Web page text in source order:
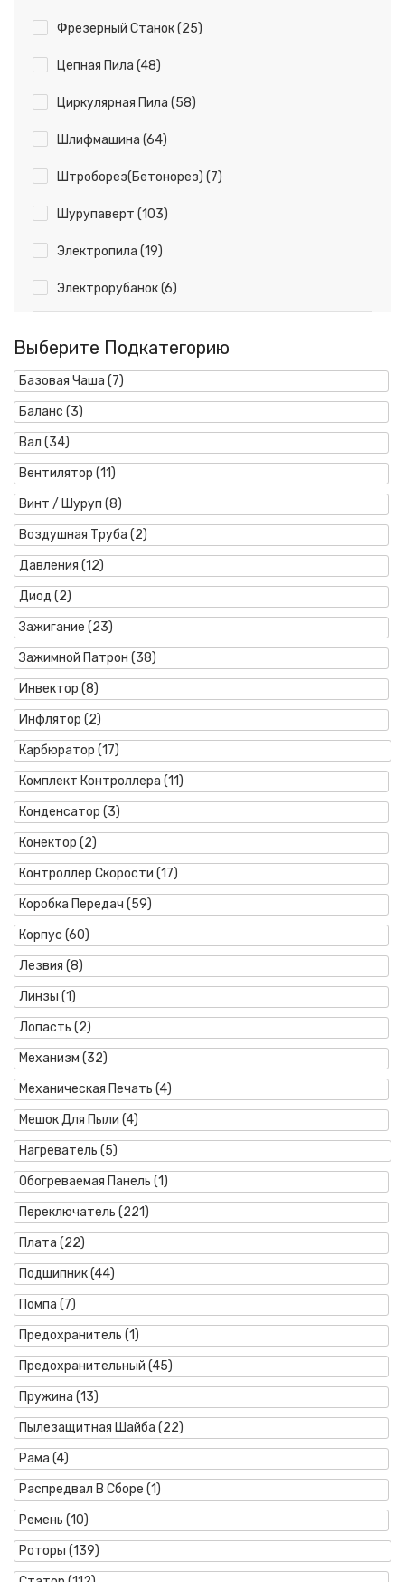
Фрезерный Станок (25)
Цепная Пила (48)
Циркулярная Пила (58)
Шлифмашина (64)
Штроборез(Бетонорез) (7)
Шурупаверт (103)
Электропила (19)
Электрорубанок (6)
Выберите Подкатегорию
Базовая Чаша (7)
Баланс (3)
Вал (34)
Вентилятор (11)
Винт / Шуруп (8)
Воздушная Труба (2)
Давления (12)
Диод (2)
Зажигание (23)
Зажимной Патрон (38)
Инвектор (8)
Инфлятор (2)
Карбюратор (17)
Комплект Контроллера (11)
Конденсатор (3)
Конектор (2)
Контроллер Скорости (17)
Коробка Передач (59)
Корпус (60)
Лезвия (8)
Линзы (1)
Лопасть (2)
Механизм (32)
Механическая Печать (4)
Мешок Для Пыли (4)
Нагреватель (5)
Обогреваемая Панель (1)
Переключатель (221)
Плата (22)
Подшипник (44)
Помпа (7)
Предохранитель (1)
Предохранительный (45)
Пружина (13)
Пылезащитная Шайба (22)
Рама (4)
Распредвал В Сборе (1)
Ремень (10)
Роторы (139)